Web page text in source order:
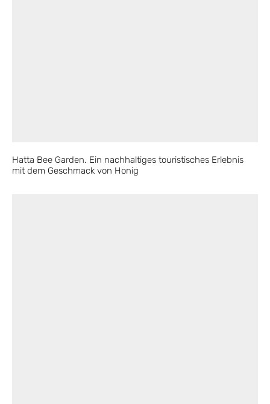
Hatta Bee Garden. Ein nachhaltiges touristisches Erlebnis
mit dem Geschmack von Honig